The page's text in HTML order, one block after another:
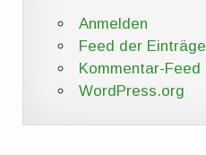
Anmelden
Feed der Einträge
Kommentar-Feed
WordPress.org